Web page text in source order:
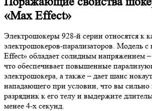
«Max Effect»
Электрошокеры 928-й серии относятся к
электрошокеров-парализаторов. Модель
Effect» обладает солидным напряжением
что обеспечивает повышенные
электрошокера, а также – дает шанс
нападающего при условии, что вы
разрядник к его телу и выдержите
менее 4-х секунд.